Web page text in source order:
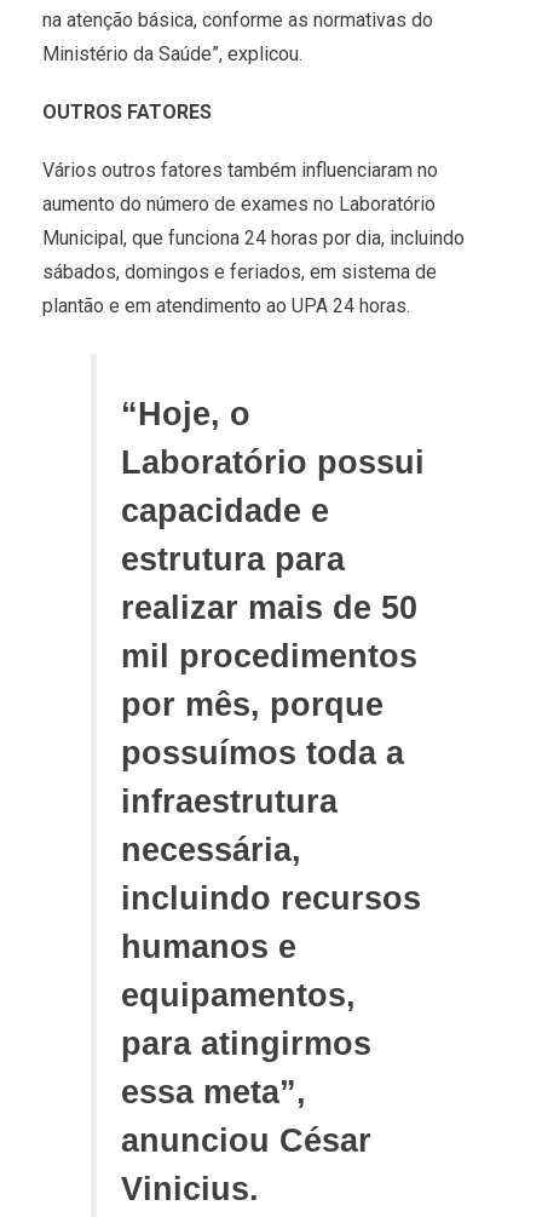
na atenção básica, conforme as normativas do
Ministério da Saúde”, explicou.
OUTROS FATORES
Vários outros fatores também influenciaram no
aumento do número de exames no Laboratório
Municipal, que funciona 24 horas por dia, incluindo
sábados, domingos e feriados, em sistema de
plantão e em atendimento ao UPA 24 horas.
“Hoje, o
Laboratório possui
capacidade e
estrutura para
realizar mais de 50
mil procedimentos
por mês, porque
possuímos toda a
infraestrutura
necessária,
incluindo recursos
humanos e
equipamentos,
para atingirmos
essa meta”,
anunciou César
Vinicius.